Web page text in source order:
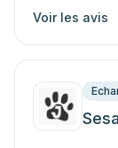
Voir les avis